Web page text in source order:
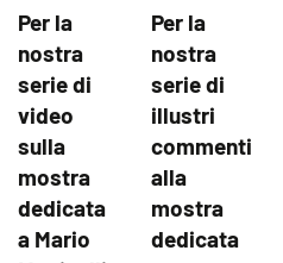
Per la
nostra
serie di
video
sulla
mostra
dedicata
a Mario
Per la
nostra
serie di
illustri
commenti
alla
mostra
dedicata